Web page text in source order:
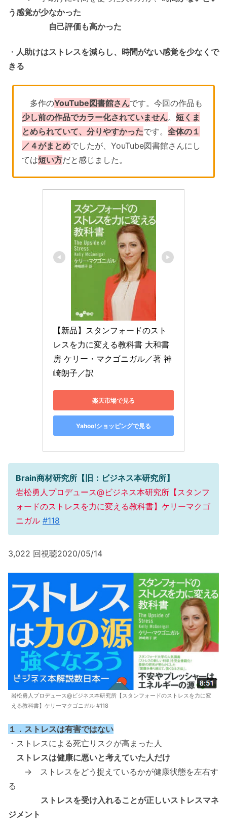
う感覚が少なかった
自己評価も高かった
・ 人助けはストレスを減らし、時間がない感覚を少なくで
きる
多作のYouTube図書館さんです。今回の作品も
少し前の作品でカラー化されていません。短くま
とめられていて、分りやすかったです。全体の１
／４がまとめでしたが、YouTube図書館さんにし
ては短い方だと感じました。
【新品】スタンフォードのスト
レスを力に変える教科書 大和書
房 ケリー・マクゴニガル／著 神
崎朗子／訳
楽天市場で見る
Yahoo!ショッピングで見る
Brain商材研究所【旧：ビジネス本研究所】
岩松勇人プロデュース@ビジネス本研究所【スタンフ
ォードのストレスを力に変える教科書】ケリーマクゴ
ニガル #118
3,022 回視聴2020/05/14
岩松勇人プロデュース@ビジネス本研究所【スタンフォードのストレスを力に変
える教科書】ケリーマクゴニガル #118
１．ストレスは有害ではない
・ストレスによる死亡リスクが高まった人
ストレスは健康に悪いと考えていた人だけ
→ ストレスをどう捉えているかが健康状態を左右す
る
ストレスを受け入れることが正しいストレスマネ
ジメント